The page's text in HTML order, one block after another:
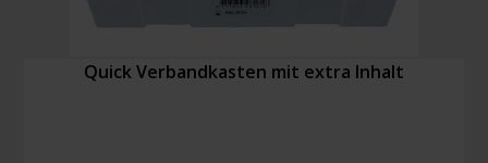
Quick Verbandkasten mit extra Inhalt